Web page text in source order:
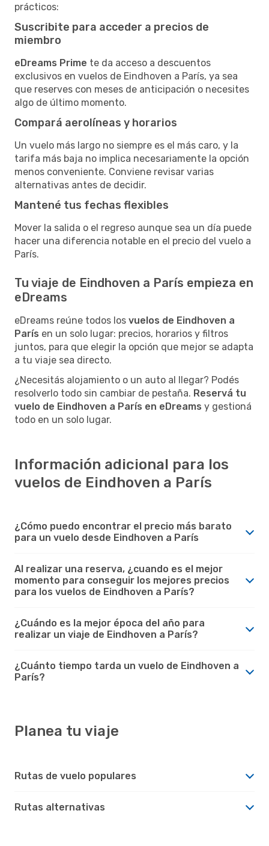
prácticos:
Suscribite para acceder a precios de
miembro
eDreams Prime te da acceso a descuentos
exclusivos en vuelos de Eindhoven a París, ya sea
que reserves con meses de anticipación o necesites
algo de último momento.
Compará aerolíneas y horarios
Un vuelo más largo no siempre es el más caro, y la
tarifa más baja no implica necesariamente la opción
menos conveniente. Conviene revisar varias
alternativas antes de decidir.
Mantené tus fechas flexibles
Mover la salida o el regreso aunque sea un día puede
hacer una diferencia notable en el precio del vuelo a
París.
Tu viaje de Eindhoven a París empieza en
eDreams
eDreams reúne todos los vuelos de Eindhoven a
París en un solo lugar: precios, horarios y filtros
juntos, para que elegir la opción que mejor se adapta
a tu viaje sea directo.
¿Necesitás alojamiento o un auto al llegar? Podés
resolverlo todo sin cambiar de pestaña. Reservá tu
vuelo de Eindhoven a París en eDreams y gestioná
todo en un solo lugar.
Información adicional para los
vuelos de Eindhoven a París
¿Cómo puedo encontrar el precio más barato
para un vuelo desde Eindhoven a París
Al realizar una reserva, ¿cuando es el mejor
momento para conseguir los mejores precios
para los vuelos de Eindhoven a París?
¿Cuándo es la mejor época del año para
realizar un viaje de Eindhoven a París?
¿Cuánto tiempo tarda un vuelo de Eindhoven a
París?
Planea tu viaje
Rutas de vuelo populares
Rutas alternativas